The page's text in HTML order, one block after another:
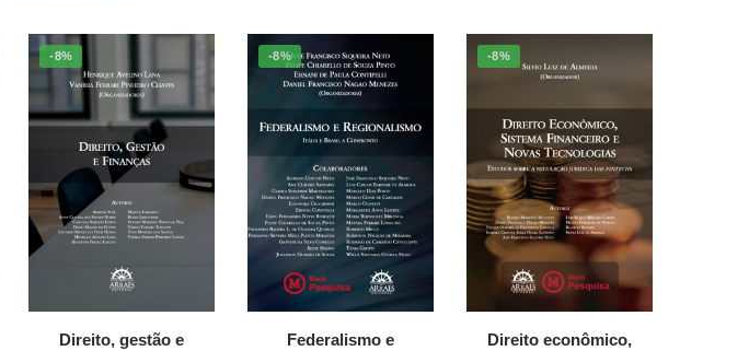
-8%
Direito, gestão e
-8%
Federalismo e
-8%
Direito econômico,